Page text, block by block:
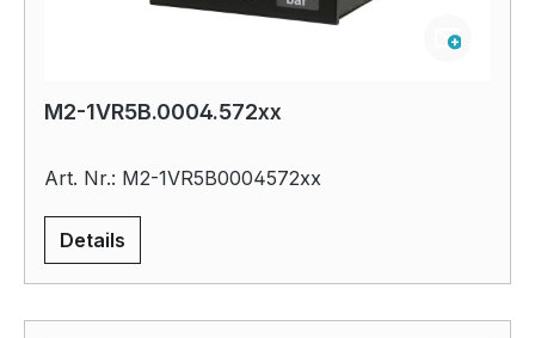
M2-1VR5B.0004.572xx
Art. Nr.: M2-1VR5B0004572xx
Details